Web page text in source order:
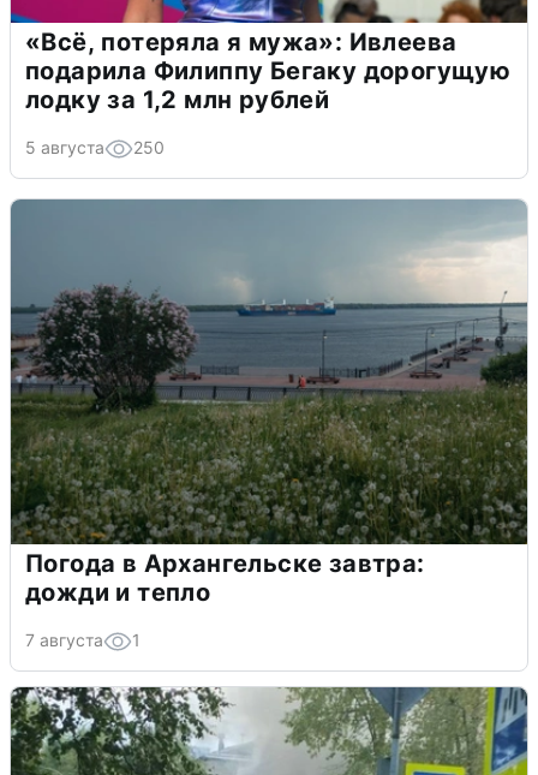
«Всё, потеряла я мужа»: Ивлеева
подарила Филиппу Бегаку дорогущую
лодку за 1,2 млн рублей
5 августа 250
Погода в Архангельске завтра:
дожди и тепло
7 августа 1